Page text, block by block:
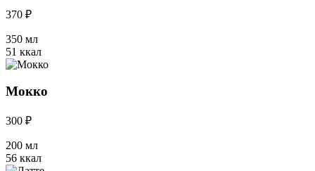
370 ₽
350 мл
51 ккал
Мокко
300 ₽
200 мл
56 ккал